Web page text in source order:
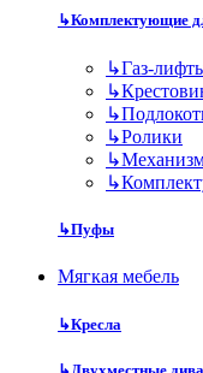
↳Комплектующие
↳Газ-
↳
↳
↳Ролики
↳
↳
↳Пуфы
Мягкая мебель
↳Кресла